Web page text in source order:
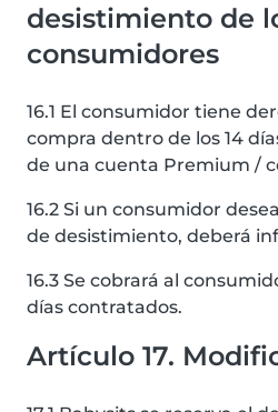
desistimiento de
consumidores
16.1 El consumidor tiene
compra dentro de los 14
de una cuenta Premium /
16.2 Si un consumidor
de desistimiento, deberá
16.3 Se cobrará al
días contratados.
Artículo 17.